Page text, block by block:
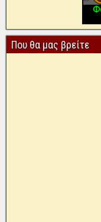
Που θα μας βρείτε